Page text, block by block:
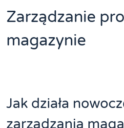
Zarządzanie
magazynie
Jak działa
zarządzania